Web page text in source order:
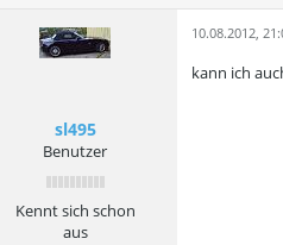
sl495
Benutzer
Kennt sich schon
aus
10.08.2012,
kann ich